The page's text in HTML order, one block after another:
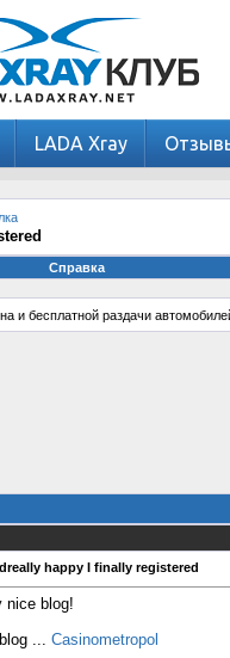
LADA Xray
Справка
и бесплатной раздачи
happy I finally registered
nice blog!
... Casinometropol